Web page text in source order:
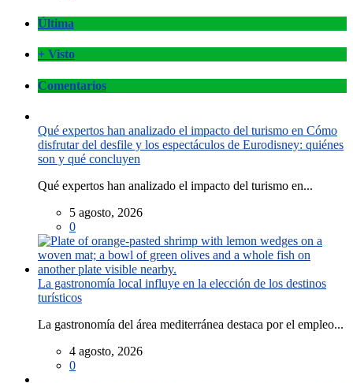
Última
+ Visto
Comentarios
Qué expertos han analizado el impacto del turismo en Cómo
disfrutar del desfile y los espectáculos de Eurodisney: quiénes
son y qué concluyen
Qué expertos han analizado el impacto del turismo en...
5 agosto, 2026
0
La gastronomía local influye en la elección de los destinos
turísticos
La gastronomía del área mediterránea destaca por el empleo...
4 agosto, 2026
0